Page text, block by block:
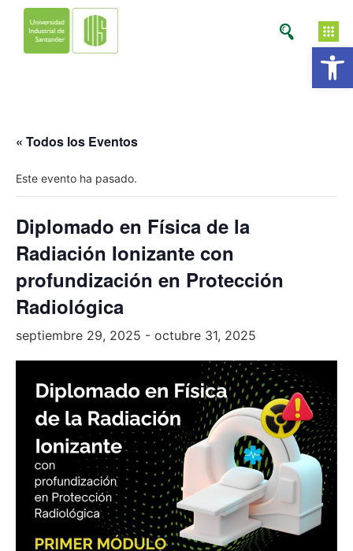
« Todos los Eventos
Este evento ha pasado.
Diplomado en Física de la
Radiación Ionizante con
profundización en Protección
Radiológica
septiembre 29, 2025 - octubre 31, 2025